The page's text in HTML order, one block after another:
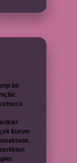
bir
kurum